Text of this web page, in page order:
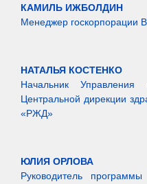
КАМИЛЬ ИЖБОЛДИН
Менеджер госкорпорации
НАТАЛЬЯ КОСТЕНКО
Начальник Управления
Центральной дирекции
«РЖД»
ЮЛИЯ ОРЛОВА
Руководитель